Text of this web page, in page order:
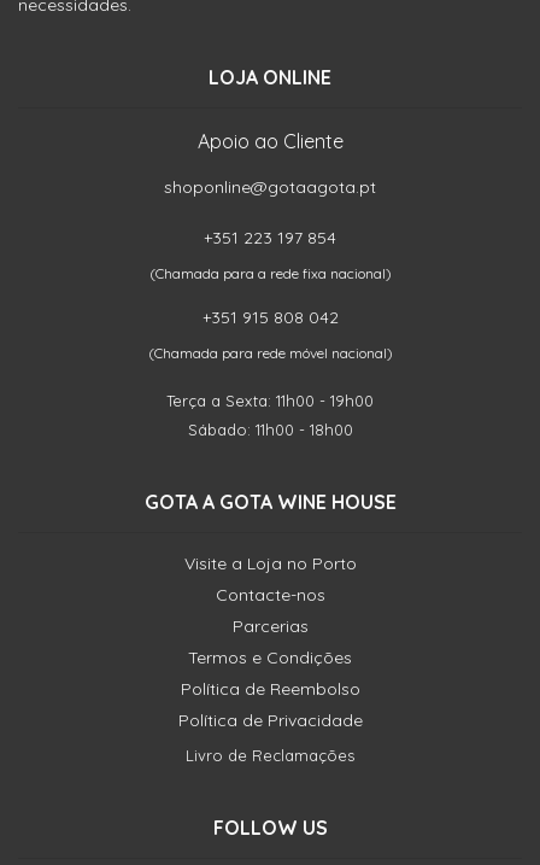
necessidades.
LOJA ONLINE
Apoio ao Cliente
shoponline@gotaagota.pt
+351 223 197 854
(Chamada para a rede fixa nacional)
+351 915 808 042
(Chamada para rede móvel nacional)
Terça a Sexta: 11h00 - 19h00
Sábado: 11h00 - 18h00
GOTA A GOTA WINE HOUSE
Visite a Loja no Porto
Contacte-nos
Parcerias
Termos e Condições
Política de Reembolso
Política de Privacidade
Livro de Reclamações
FOLLOW US